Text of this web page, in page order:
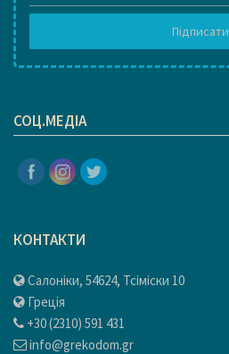
СОЦ.МЕДІА
КОНТАКТИ
Салоніки, 54624, Тсіміски 10
Греція
+30 (2310) 591 431
info@grekodom.gr